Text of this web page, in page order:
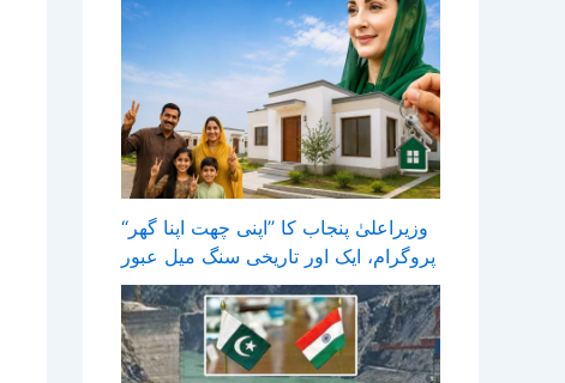
وزیراعلیٰ پنجاب کا ’’اپنی چھت اپنا گھر‘‘
پروگرام، ایک اور تاریخی سنگ میل عبور